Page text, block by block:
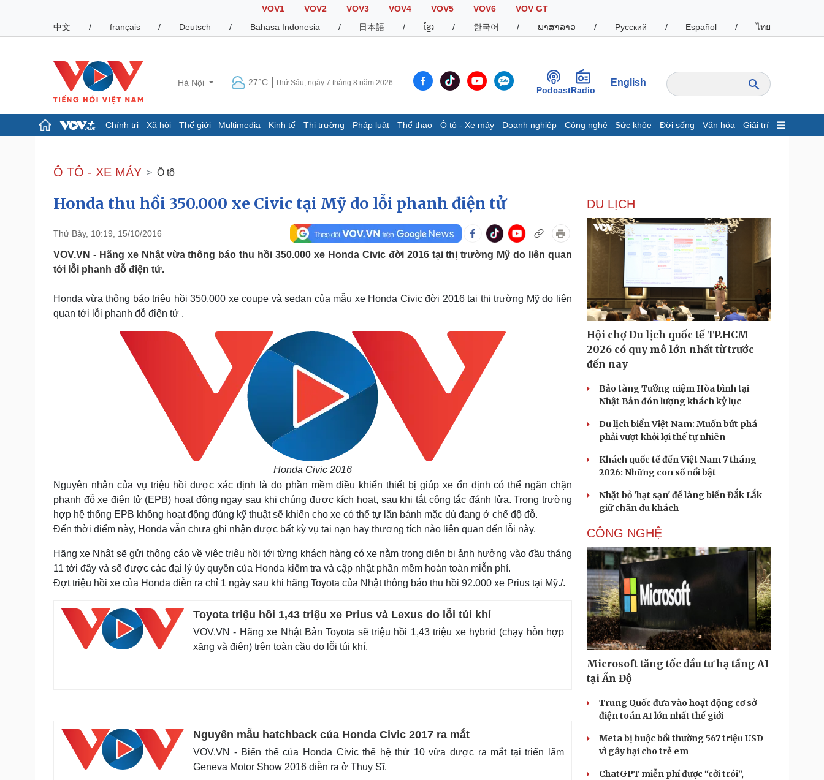
VOV1 VOV2 VOV3 VOV4 VOV5 VOV6
VOV GT
中文
/ français / Deutsch / Bahasa Indonesia / 日本語 / ខ្មែរ / 한국어 / ພາສາລາວ / Русский / Español / ไทย
Hà Nội 27°C Thứ Sáu, ngày 7 tháng 8 năm 2026
PodcastRadio
English
Chính trị Xã hội Thế giới Multimedia Kinh tế Thị trường Pháp luật Thể thao Ô tô - Xe máy Doanh nghiệp Công nghệ Sức khỏe Đời sống Văn hóa Giải trí
Đảng
Tổ chức nhân sự
Nhận diện sự thật
Dấu ấn VOV
Infographic
Giá cà phê
Pháp luật
Vụ án
Tư vấn luật
Quân sự - Quốc phòng
Phân tích
Thể thao
Thế giới thể thao
Ô tô - Xe máy
Tư vấn
Doanh nghiệp
Thông tin doanh nghiệp
Doanh nhân
Vì cộng đồng
Công nghệ
Sành điệu
Tin Công nghệ
Trải nghiệm
Chuyển đổi số
Dinh dưỡng - món ngon
Đời sống
Nhà đẹp
Tình yêu - Gia đình
Sân khấu - Điện ảnh
Văn học
Âm nhạc
Nghệ sĩ
Thời trang
Sao Việt
Podcast
Cửa sổ tình yêu
Kể chuyện cho bé
Hạt giống tâm hồn
Ô TÔ - XE MÁY Ô tô
Honda thu hồi 350.000 xe Civic tại Mỹ do lỗi phanh điện tử
Thứ Bảy, 10:19, 15/10/2016
VOV.VN - Hãng xe Nhật vừa thông báo thu hồi 350.000 xe Honda Civic đời 2016 tại thị trường Mỹ do liên quan
tới lỗi phanh đỗ điện tử.
Honda vừa thông báo triệu hồi 350.000 xe coupe và sedan của mẫu xe Honda Civic đời 2016 tại thị trường Mỹ do liên
quan tới lỗi phanh đỗ điện tử .
Honda Civic 2016
Nguyên nhân của vụ triệu hồi được xác định là do phần mềm điều khiển thiết bị giúp xe ổn định có thể ngăn chặn
phanh đỗ xe điện tử (EPB) hoạt động ngay sau khi chúng được kích hoạt, sau khi tắt công tắc đánh lửa. Trong trường
hợp hệ thống EPB không hoạt động đúng kỹ thuật sẽ khiến cho xe có thể tự lăn bánh mặc dù đang ở chế độ đỗ.
Đến thời điểm này, Honda vẫn chưa ghi nhận được bất kỳ vụ tai nạn hay thương tích nào liên quan đến lỗi này.
Hãng xe Nhật sẽ gửi thông cáo về việc triệu hồi tới từng khách hàng có xe nằm trong diện bị ảnh hưởng vào đầu tháng
11 tới đây và sẽ được các đại lý ủy quyền của Honda kiểm tra và cập nhật phần mềm hoàn toàn miễn phí.
Đợt triệu hồi xe của Honda diễn ra chỉ 1 ngày sau khi hãng Toyota của Nhật thông báo thu hồi 92.000 xe Prius tại Mỹ./.
Toyota triệu hồi 1,43 triệu xe Prius và Lexus do lỗi túi khí
VOV.VN - Hãng xe Nhật Bản Toyota sẽ triệu hồi 1,43 triệu xe hybrid (chạy hỗn hợp
xăng và điện) trên toàn cầu do lỗi túi khí.
Nguyên mẫu hatchback của Honda Civic 2017 ra mắt
VOV.VN - Biến thể của Honda Civic thế hệ thứ 10 vừa được ra mắt tại triển lãm
Geneva Motor Show 2016 diễn ra ở Thụy Sĩ.
DU LỊCH
Hội chợ Du lịch quốc tế TP.HCM
2026 có quy mô lớn nhất từ trước
đến nay
Bảo tàng Tưởng niệm Hòa bình tại
Nhật Bản đón lượng khách kỷ lục
Du lịch biển Việt Nam: Muốn bứt phá
phải vượt khỏi lợi thế tự nhiên
Khách quốc tế đến Việt Nam 7 tháng
2026: Những con số nổi bật
Nhặt bỏ 'hạt sạn' để làng biển Đắk Lắk
giữ chân du khách
CÔNG NGHỆ
Microsoft tăng tốc đầu tư hạ tầng AI
tại Ấn Độ
Trung Quốc đưa vào hoạt động cơ sở
điện toán AI lớn nhất thế giới
Meta bị buộc bồi thường 567 triệu USD
vì gây hại cho trẻ em
ChatGPT miễn phí được “cởi trói”,